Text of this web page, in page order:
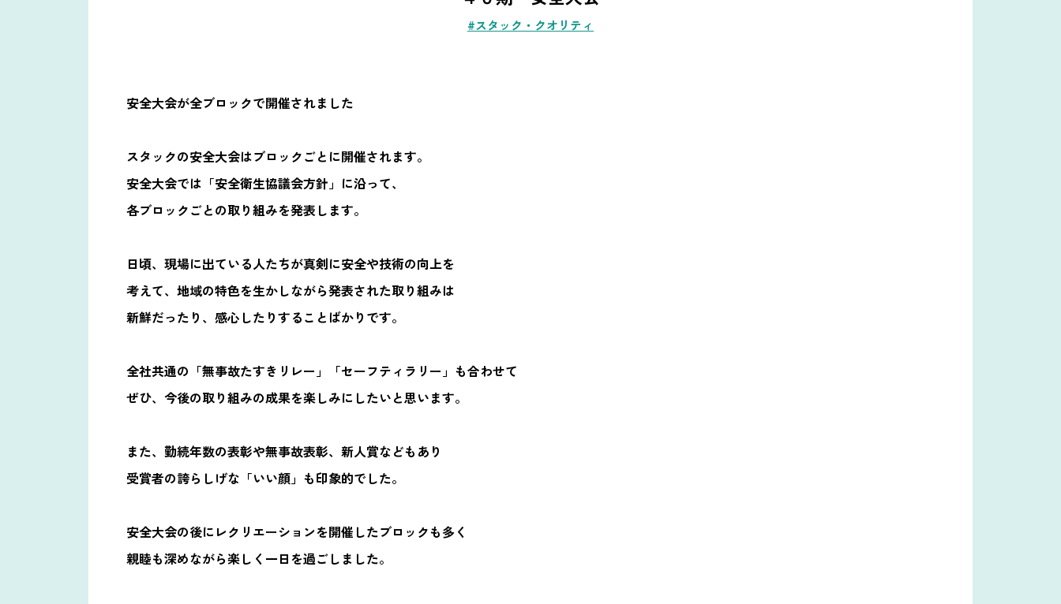
#スタック・クオリティ
安全大会が全ブロックで開催されました
スタックの安全大会はブロックごとに開催されます。
安全大会では「安全衛生協議会方針」に沿って、
各ブロックごとの取り組みを発表します。
日頃、現場に出ている人たちが真剣に安全や技術の向上を
考えて、地域の特色を生かしながら発表された取り組みは
新鮮だったり、感心したりすることばかりです。
全社共通の「無事故たすきリレー」「セーフティラリー」も合わせて
ぜひ、今後の取り組みの成果を楽しみにしたいと思います。
また、勤続年数の表彰や無事故表彰、新人賞などもあり
受賞者の誇らしげな「いい顔」も印象的でした。
安全大会の後にレクリエーションを開催したブロックも多く
親睦も深めながら楽しく一日を過ごしました。